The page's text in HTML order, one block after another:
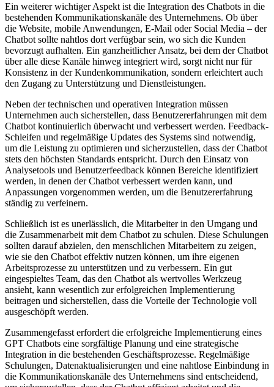
Ein weiterer wichtiger Aspekt ist die Integration des Chatbots in die
bestehenden Kommunikationskanäle des Unternehmens. Ob über
die Website, mobile Anwendungen, E-Mail oder Social Media – der
Chatbot sollte nahtlos dort verfügbar sein, wo sich die Kunden
bevorzugt aufhalten. Ein ganzheitlicher Ansatz, bei dem der Chatbot
über alle diese Kanäle hinweg integriert wird, sorgt nicht nur für
Konsistenz in der Kundenkommunikation, sondern erleichtert auch
den Zugang zu Unterstützung und Dienstleistungen.
Neben der technischen und operativen Integration müssen
Unternehmen auch sicherstellen, dass Benutzererfahrungen mit dem
Chatbot kontinuierlich überwacht und verbessert werden. Feedback-
Schleifen und regelmäßige Updates des Systems sind notwendig,
um die Leistung zu optimieren und sicherzustellen, dass der Chatbot
stets den höchsten Standards entspricht. Durch den Einsatz von
Analysetools und Benutzerfeedback können Bereiche identifiziert
werden, in denen der Chatbot verbessert werden kann, und
Anpassungen vorgenommen werden, um die Benutzererfahrung
ständig zu verfeinern.
Schließlich ist es unerlässlich, die Mitarbeiter in den Umgang und
die Zusammenarbeit mit dem Chatbot zu schulen. Diese Schulungen
sollten darauf abzielen, den menschlichen Mitarbeitern zu zeigen,
wie sie den Chatbot effektiv nutzen können, um ihre eigenen
Arbeitsprozesse zu unterstützen und zu verbessern. Ein gut
eingespieltes Team, das den Chatbot als wertvolles Werkzeug
ansieht, kann wesentlich zur erfolgreichen Implementierung
beitragen und sicherstellen, dass die Vorteile der Technologie voll
ausgeschöpft werden.
Zusammengefasst erfordert die erfolgreiche Implementierung eines
GPT Chatbots eine sorgfältige Planung und eine strategische
Integration in die bestehenden Geschäftsprozesse. Regelmäßige
Schulungen, Datenaktualisierungen und eine nahtlose Einbindung in
die Kommunikationskanäle des Unternehmens sind entscheidend,